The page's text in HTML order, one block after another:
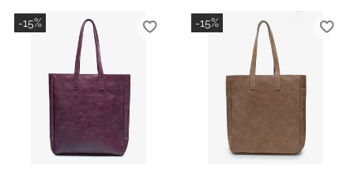
-15% -15%